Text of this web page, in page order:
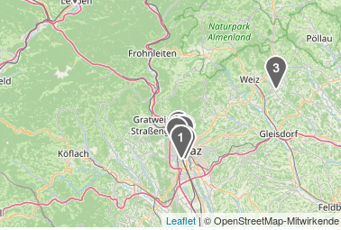
Leaflet| © OpenStreetMap-Mitwirkende